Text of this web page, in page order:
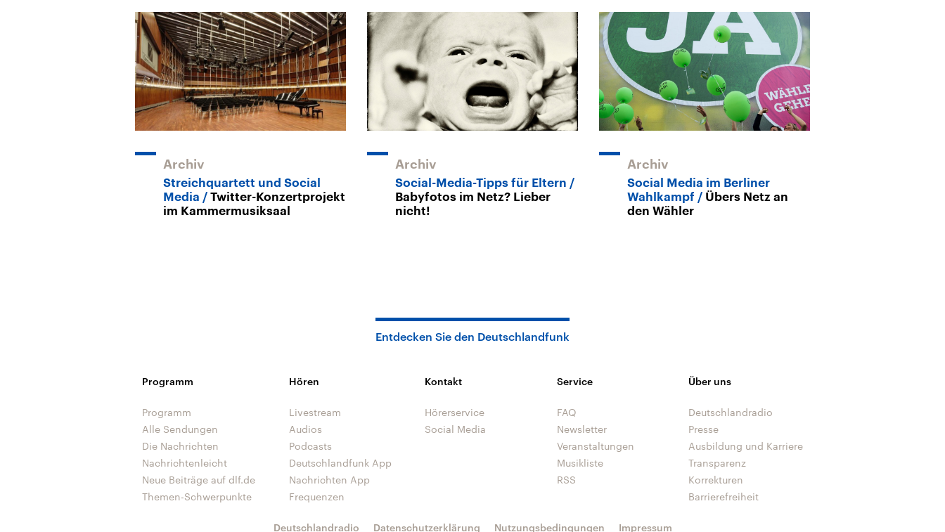
Archiv
Streichquartett und Social
Media
Twitter-Konzertprojekt
im Kammermusiksaal
Archiv
Social-Media-Tipps für Eltern
Babyfotos im Netz? Lieber
nicht!
Archiv
Social Media im Berliner
Wahlkampf
Übers Netz an
den Wähler
Entdecken Sie den Deutschlandfunk
Programm
Programm
Alle Sendungen
Die Nachrichten
Nachrichtenleicht
Neue Beiträge auf dlf.de
Themen-Schwerpunkte
Hören
Livestream
Audios
Podcasts
Deutschlandfunk App
Nachrichten App
Frequenzen
Kontakt
Hörerservice
Social Media
Service
FAQ
Newsletter
Veranstaltungen
Musikliste
RSS
Über uns
Deutschlandradio
Presse
Ausbildung und Karriere
Transparenz
Korrekturen
Barrierefreiheit
Deutschlandradio Datenschutzerklärung Nutzungsbedingungen Impressum